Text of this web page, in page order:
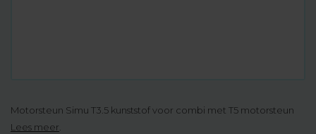
Motorsteun Simu T3.5 kunststof voor combi met T5 motorsteun
Lees meer